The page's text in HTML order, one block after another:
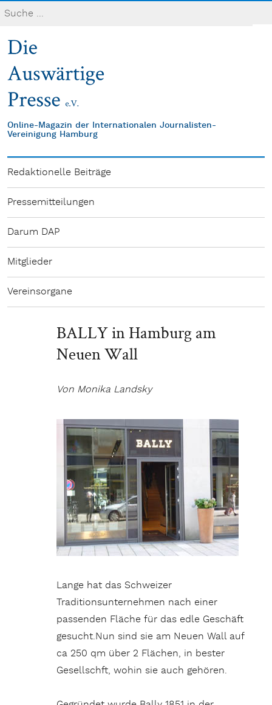
Online-Magazin der Internationalen Journalisten-
Vereinigung Hamburg
Redaktionelle Beiträge
Pressemitteilungen
Darum DAP
Mitglieder
Vereinsorgane
BALLY in Hamburg am
Neuen Wall
Von Monika Landsky
Lange hat das Schweizer
Traditionsunternehmen nach einer
passenden Fläche für das edle Geschäft
gesucht.Nun sind sie am Neuen Wall auf
ca 250 qm über 2 Flächen, in bester
Gesellschft, wohin sie auch gehören.